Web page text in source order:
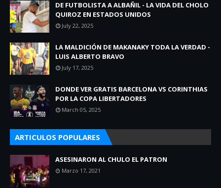
DE FUTBOLISTA A ALBAÑIL - LA VIDA DEL CHOLO
QUIROZ EN ESTADOS UNIDOS
July 22, 2025
LA MALDICIÓN DE MAKANAKY TODA LA VERDAD -
LUIS ALBERTO BRAVO
July 17, 2025
DONDE VER GRATIS BARCELONA VS CORINTHIAS
POR LA COPA LIBERTADORES
March 05, 2025
ARTICULOS POPULARES
ASESINARON AL CHULO EL PATRON
Marzo 17, 2021